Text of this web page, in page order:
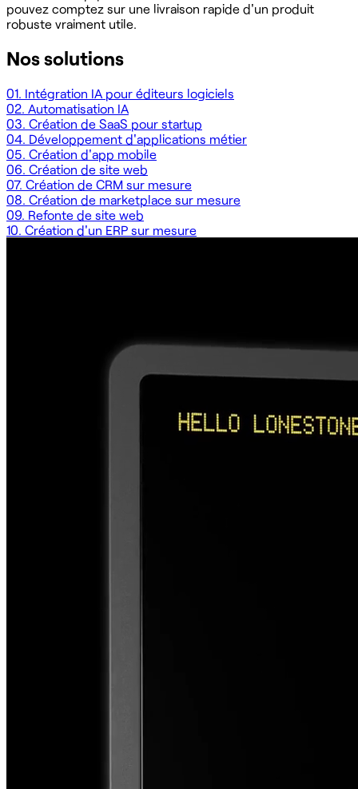
pouvez comptez sur une livraison rapide d'un produit
robuste vraiment utile.
Nos solutions
01. Intégration IA pour éditeurs logiciels
02. Automatisation IA
03. Création de SaaS pour startup
04. Développement d'applications métier
05. Création d'app mobile
06. Création de site web
07. Création de CRM sur mesure
08. Création de marketplace sur mesure
09. Refonte de site web
10. Création d'un ERP sur mesure